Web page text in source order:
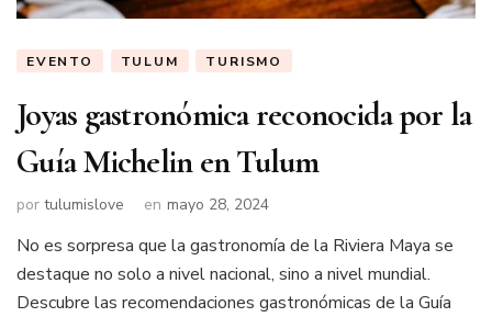
EVENTO TULUM TURISMO
Joyas gastronómica reconocida por la
Guía Michelin en Tulum
por tulumislove en mayo 28, 2024
No es sorpresa que la gastronomía de la Riviera Maya se
destaque no solo a nivel nacional, sino a nivel mundial.
Descubre las recomendaciones gastronómicas de la Guía